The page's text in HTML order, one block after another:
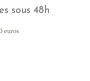
sous 48h
euros